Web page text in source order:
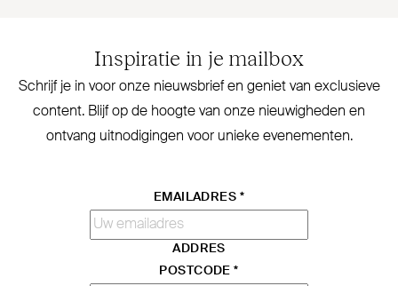
Inspiratie in je mailbox
Schrijf je in voor onze nieuwsbrief en geniet van exclusieve
content. Blijf op de hoogte van onze nieu­wigheden en
ontvang uit­no­digingen voor unieke evenementen.
EMAILADRES *
ADDRES
POSTCODE*